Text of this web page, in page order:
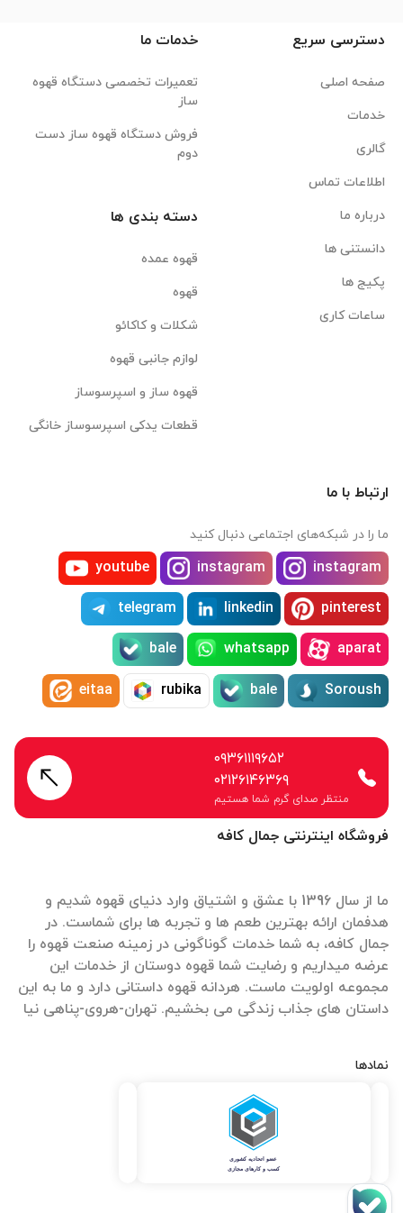
فروشگاه اینترنتی جمال کافه
ما از سال 1396 با عشق و اشتیاق وارد دنیای قهوه شدیم و
هدفمان ارائه بهترین طعم ها و تجربه ها برای شماست. در
جمال کافه، به شما خدمات گوناگونی در زمینه صنعت قهوه را
عرضه میداریم و رضایت شما قهوه دوستان از خدمات این
مجموعه اولویت ماست. هردانه قهوه داستانی دارد و ما به این
داستان های جذاب زندگی می بخشیم. تهران-هروی-پناهی نیا
نمادها
دسترسی سریع
صفحه اصلی
خدمات
گالری
اطلاعات تماس
درباره ما
دانستنی ها
پکیج ها
ساعات کاری
خدمات ما
تعمیرات تخصصی دستگاه قهوه
ساز
فروش دستگاه قهوه ساز دست
دوم
دسته بندی ها
قهوه عمده
قهوه
شکلات و کاکائو
لوازم جانبی قهوه
قهوه ساز و اسپرسوساز
قطعات یدکی اسپرسوساز خانگی
ارتباط با ما
ما را در شبکه‌های اجتماعی دنبال کنید
instagram
instagram
youtube
pinterest
linkedin
telegram
aparat
whatsapp
bale
Soroush
bale
rubika
eitaa
۰۹۳۶۱۱۱۹۶۵۲
۰۲۱۲۶۱۴۶۳۶۹
منتظر صدای گرم شما هستیم